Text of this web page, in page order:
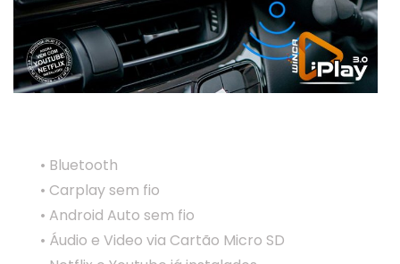
• Bluetooth
• Carplay sem fio
• Android Auto sem fio
• Áudio e Video via Cartão Micro SD